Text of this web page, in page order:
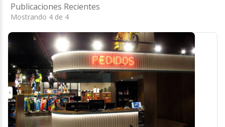
Publicaciones Recientes
Mostrando 4 de 4